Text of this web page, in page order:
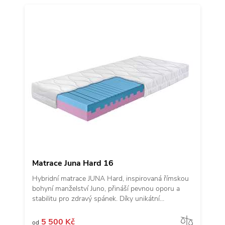
Matrace Juna Hard 16
Hybridní matrace JUNA Hard, inspirovaná římskou
bohyní manželství Juno, přináší pevnou oporu a
stabilitu pro zdravý spánek. Díky unikátní
přizpůsobení a optimální podporu těla. Tato
od 5 500 Kč